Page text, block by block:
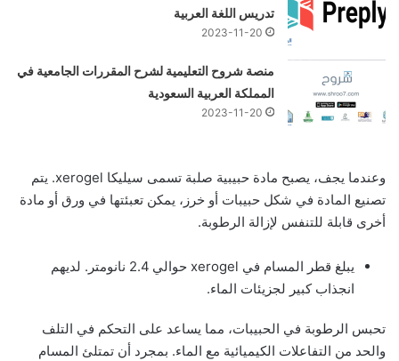
تدريس اللغة العربية
2023-11-20
منصة شروح التعليمية لشرح المقررات الجامعية في
المملكة العربية السعودية
2023-11-20
وعندما يجف، يصبح مادة حبيبية صلبة تسمى سيليكا xerogel. يتم
تصنيع المادة في شكل حبيبات أو خرز، يمكن تعبئتها في ورق أو مادة
أخرى قابلة للتنفس لإزالة الرطوبة.
يبلغ قطر المسام في xerogel حوالي 2.4 نانومتر. لديهم
انجذاب كبير لجزيئات الماء.
تحبس الرطوبة في الحبيبات، مما يساعد على التحكم في التلف
والحد من التفاعلات الكيميائية مع الماء. بمجرد أن تمتلئ المسام